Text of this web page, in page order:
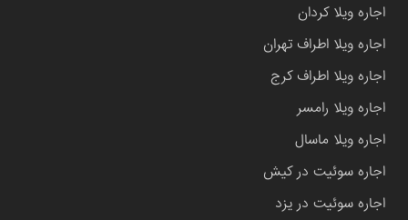
اجاره ویلا کردان
اجاره ویلا اطراف تهران
اجاره ویلا اطراف کرج
اجاره ویلا رامسر
اجاره ویلا ماسال
اجاره سوئیت در کیش
اجاره سوئیت در یزد